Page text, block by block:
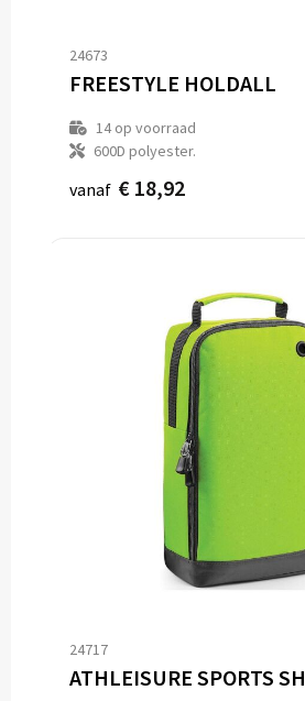
24673
FREESTYLE HOLDALL
14op voorraad
600D polyester.
vanaf € 18,92
24717